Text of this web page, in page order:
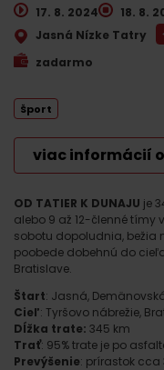
OD TATIER K DUNAJU je
alebo 9 až 12-členné tímy
sobotu dopoludnia, bežia
poobede dobehnú do
Bratislave.
Štart: Jasná,
Cieľ: Tyršovo nábrežie,
Dĺžka trate: 345 km
Trať: 95% trate je po
Prevýšenie: prírastok
17. 8. 2024
18. 8.
Jasná Nízke Tatry
zadarmo
Šport
viac informácií